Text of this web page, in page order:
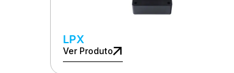
LPX
Ver Produto